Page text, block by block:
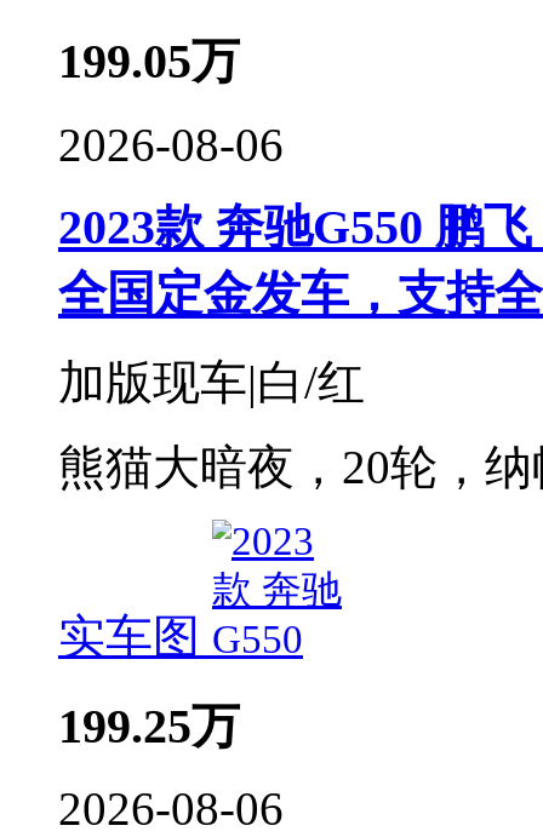
199.05万
2026-08-06
2023款 奔驰G550 鹏
全国定金发车，支持
加版现车|白/红
熊猫大暗夜，20轮，
实车图
199.25万
2026-08-06